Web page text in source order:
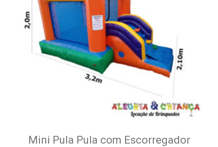
Mini Pula Pula com Escorregador